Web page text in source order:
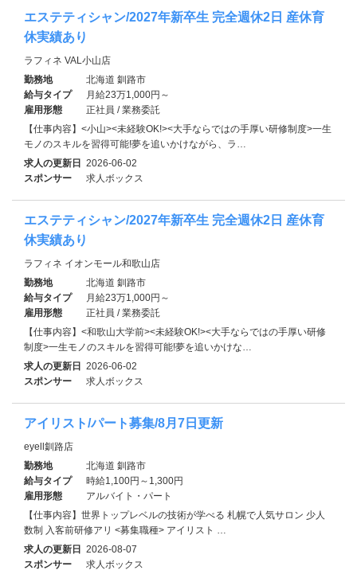
エステティシャン/2027年新卒生 完全週休2日 産休育
休実績あり
ラフィネ VAL小山店
勤務地
北海道 釧路市
給与タイプ
月給23万1,000円～
雇用形態
正社員 / 業務委託
【仕事内容】<小山><未経験OK!><大手ならではの手厚い研修制度>一生
モノのスキルを習得可能!夢を追いかけながら、ラ…
求人の更新日 2026-06-02
スポンサー
求人ボックス
エステティシャン/2027年新卒生 完全週休2日 産休育
休実績あり
ラフィネ イオンモール和歌山店
勤務地
北海道 釧路市
給与タイプ
月給23万1,000円～
雇用形態
正社員 / 業務委託
【仕事内容】<和歌山大学前><未経験OK!><大手ならではの手厚い研修
制度>一生モノのスキルを習得可能!夢を追いかけな…
求人の更新日 2026-06-02
スポンサー
求人ボックス
アイリスト/パート募集/8月7日更新
eyell釧路店
勤務地
北海道 釧路市
給与タイプ
時給1,100円～1,300円
雇用形態
アルバイト・パート
【仕事内容】世界トップレベルの技術が学べる 札幌で人気サロン 少人
数制 入客前研修アリ <募集職種> アイリスト …
求人の更新日 2026-08-07
スポンサー
求人ボックス